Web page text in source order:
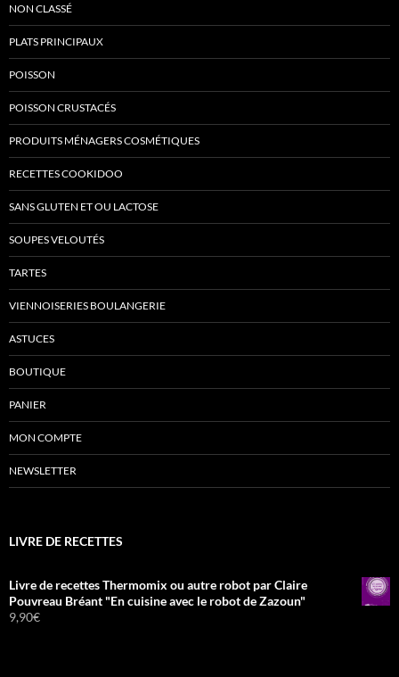
NON CLASSÉ
PLATS PRINCIPAUX
POISSON
POISSON CRUSTACÉS
PRODUITS MÉNAGERS COSMÉTIQUES
RECETTES COOKIDOO
SANS GLUTEN ET OU LACTOSE
SOUPES VELOUTÉS
TARTES
VIENNOISERIES BOULANGERIE
ASTUCES
BOUTIQUE
PANIER
MON COMPTE
NEWSLETTER
LIVRE DE RECETTES
Livre de recettes Thermomix ou autre robot par Claire
Pouvreau Bréant "En cuisine avec le robot de Zazoun"
9,90€